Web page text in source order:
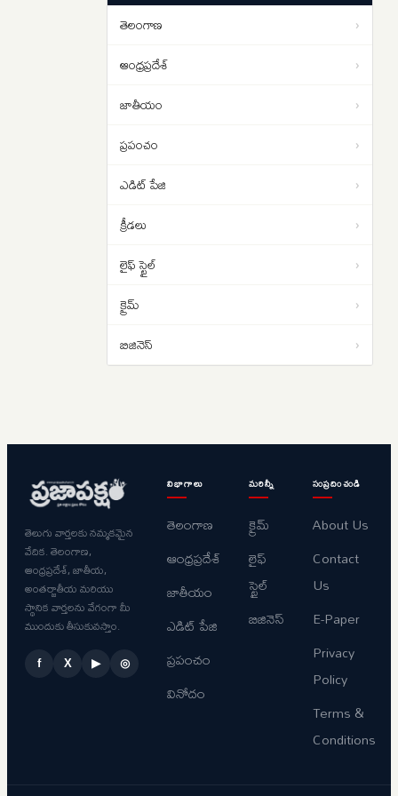
యోచన ..
1 బిలియన్ వ్యూస్ దాటిన ‘రామాయణ’
ట్రైలర్
తెలంగాణ ›
ఆంధ్రప్రదేశ్ ›
జాతీయం ›
ప్రపంచం ›
ఎడిట్ పేజి ›
క్రీడలు ›
లైఫ్ స్టైల్ ›
క్రైమ్ ›
బిజినెస్ ›
తెలుగు వార్తలకు నమ్మకమైన
వేదిక. తెలంగాణ,
ఆంధ్రప్రదేశ్, జాతీయ,
అంతర్జాతీయ మరియు
స్థానిక వార్తలను వేగంగా మీ
ముందుకు తీసుకువస్తాం.
f X ▶ ◎
విభాగాలు
తెలంగాణ
ఆంధ్రప్రదేశ్
జాతీయం
ఎడిట్ పేజి
ప్రపంచం
వినోదం
మరిన్నీ
క్రైమ్
లైఫ్
స్టైల్
బిజినెస్
సంప్రదించండి
About Us
Contact
Us
E-Paper
Privacy
Policy
Terms &
Conditions